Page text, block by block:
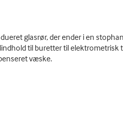
glasrør, der ender i en
til buretter til elektrometrisk
væske.